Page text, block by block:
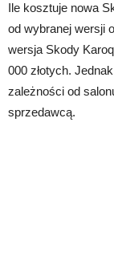
Ile kosztuje nowa
od wybranej wersji
wersja Skody
000 złotych.
zależności od
sprzedawcą.